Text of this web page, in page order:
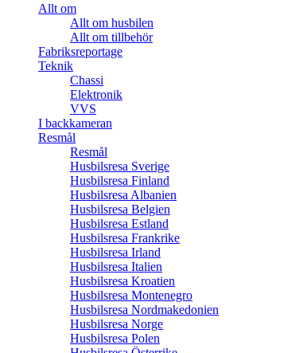
Allt om
Allt om husbilen
Allt om tillbehör
Fabriksreportage
Teknik
Chassi
Elektronik
VVS
I backkameran
Resmål
Resmål
Husbilsresa Sverige
Husbilsresa Finland
Husbilsresa Albanien
Husbilsresa Belgien
Husbilsresa Estland
Husbilsresa Frankrike
Husbilsresa Irland
Husbilsresa Italien
Husbilsresa Kroatien
Husbilsresa Montenegro
Husbilsresa Nordmakedonien
Husbilsresa Norge
Husbilsresa Polen